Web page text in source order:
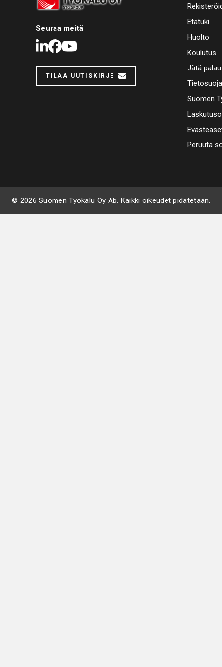
Seuraa meitä
LinkedIn
Facebook
Youtube
TILAA UUTISKIRJE
Etätuki
Huolto
Koulutus
Jätä
Suomen
Peruuta
© 2026 Suomen Työkalu Oy Ab. Kaikki oikeudet pidätetään.